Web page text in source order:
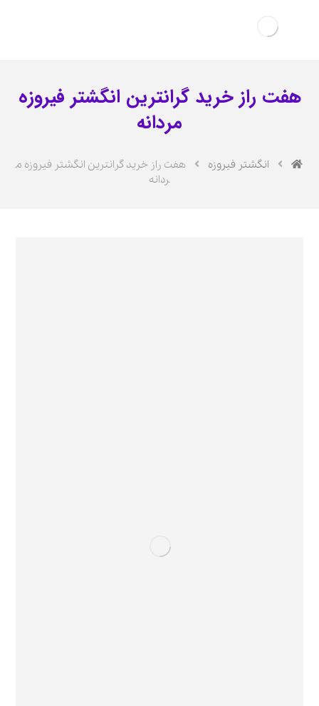
هفت راز خرید گرانترین انگشتر فیروزه
مردانه
انگشتر فیروزه
هفت راز خرید گرانترین انگشتر فیروزه م
ردانه